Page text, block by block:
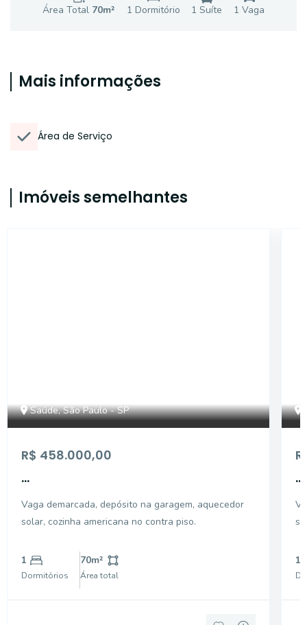
Área Total 70m² 1 Dormitório 1 Suíte 1 Vaga
Mais informações
Área de Serviço
Imóveis semelhantes
Saúde, São Paulo - SP
R$ 458.000,00
...
Vaga demarcada, depósito na garagem, aquecedor
solar, cozinha americana no contra piso.
1
Dormitórios
70m²
Área total
...
1